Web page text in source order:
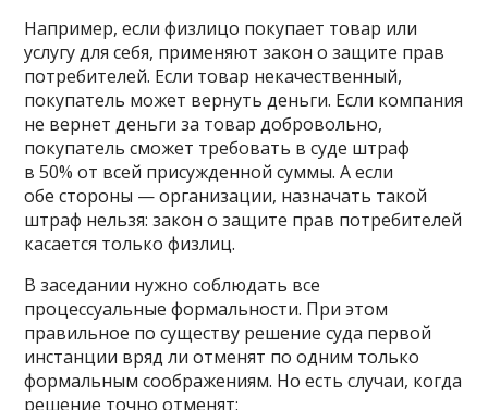
Например, если физлицо покупает товар или
услугу для себя, применяют закон о защите прав
потребителей. Если товар некачественный,
покупатель может вернуть деньги. Если компания
не вернет деньги за товар добровольно,
покупатель сможет требовать в суде штраф
в 50% от всей присужденной суммы. А если
обе стороны — организации, назначать такой
штраф нельзя: закон о защите прав потребителей
касается только физлиц.
В заседании нужно соблюдать все
процессуальные формальности. При этом
правильное по существу решение суда первой
инстанции вряд ли отменят по одним только
формальным соображениям. Но есть случаи, когда
решение точно отменят: